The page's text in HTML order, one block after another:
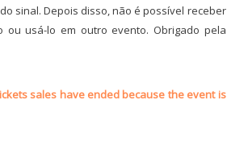
sinal. Depois disso, não é possível receber
ou usá-lo em outro evento. Obrigado pela
sales have ended because the event is